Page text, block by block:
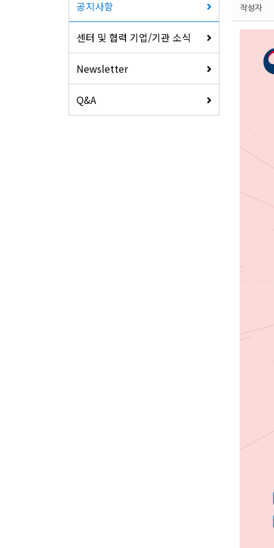
공지사항
센터 및 협력 기업/기관 소식
Newsletter
Q&A
작성자